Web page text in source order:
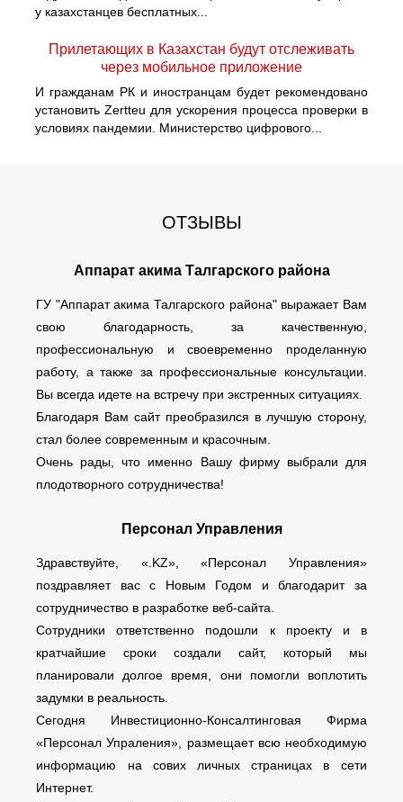
у казахстанцев бесплатных...
Прилетающих в Казахстан будут отслеживать
через мобильное приложение
И гражданам РК и иностранцам будет рекомендовано
установить Zertteu для ускорения процесса проверки в
условиях пандемии. Министерство цифрового...
ОТЗЫВЫ
Аппарат акима Талгарского района
ГУ "Аппарат акима Талгарского района" выражает Вам
свою благодарность, за качественную,
профессиональную и своевременно проделанную
работу, а также за профессиональные консультации.
Вы всегда идете на встречу при экстренных ситуациях.
Благодаря Вам сайт преобразился в лучшую сторону,
стал более современным и красочным.
Очень рады, что именно Вашу фирму выбрали для
плодотворного сотрудничества!
Персонал Управления
Здравствуйте, «.KZ», «Персонал Управления»
поздравляет вас с Новым Годом и благодарит за
сотрудничество в разработке веб-сайта.
Сотрудники ответственно подошли к проекту и в
кратчайшие сроки создали сайт, который мы
планировали долгое время, они помогли воплотить
задумки в реальность.
Сегодня Инвестиционно-Консалтинговая Фирма
«Персонал Упраления», размещает всю необходимую
информацию на сових личных страницах в сети
Интернет.